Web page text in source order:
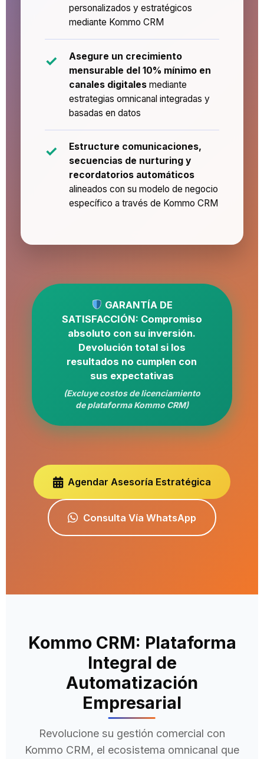
personalizados y estratégicos
mediante Kommo CRM
Asegure un crecimiento
mensurable del 10% mínimo en
canales digitalesmediante
estrategias omnicanal integradas y
basadas en datos
Estructure comunicaciones,
secuencias de nurturing y
recordatorios automáticos
alineados con su modelo de negocio
específico a través de Kommo CRM
GARANTÍA DE
SATISFACCIÓN: Compromiso
absoluto con su inversión.
Devolución total si los
resultados no cumplen con
sus expectativas
(Excluye costos de licenciamiento
de plataforma Kommo CRM)
Agendar Asesoría Estratégica
Consulta Vía WhatsApp
Kommo CRM: Plataforma
Integral de
Automatización
Empresarial
Revolucione su gestión comercial con
Kommo CRM, el ecosistema omnicanal que